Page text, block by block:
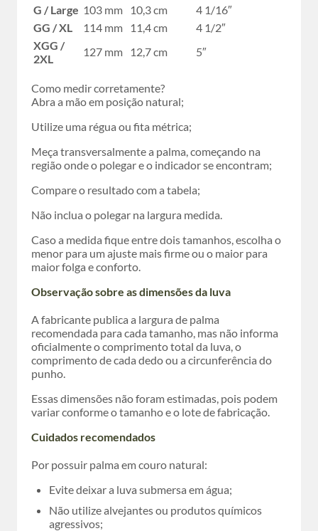
G / Large 103 mm 10,3 cm
4 1/16″
GG / XL
114 mm 11,4 cm
4 1/2″
XGG /
2XL
127 mm 12,7 cm 5″
Como medir corretamente?
Abra a mão em posição natural;
Utilize uma régua ou fita métrica;
Meça transversalmente a palma, começando na
região onde o polegar e o indicador se encontram;
Compare o resultado com a tabela;
Não inclua o polegar na largura medida.
Caso a medida fique entre dois tamanhos, escolha o
menor para um ajuste mais firme ou o maior para
maior folga e conforto.
Observação sobre as dimensões da luva
A fabricante publica a largura de palma
recomendada para cada tamanho, mas não informa
oficialmente o comprimento total da luva, o
comprimento de cada dedo ou a circunferência do
punho.
Essas dimensões não foram estimadas, pois podem
variar conforme o tamanho e o lote de fabricação.
Cuidados recomendados
Por possuir palma em couro natural:
Evite deixar a luva submersa em água;
Não utilize alvejantes ou produtos químicos
agressivos;